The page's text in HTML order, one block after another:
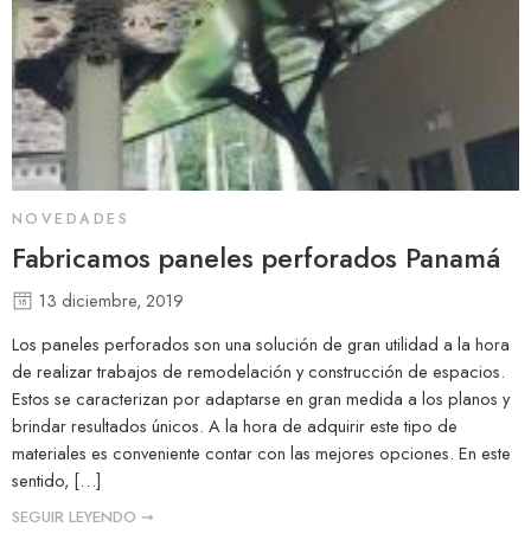
NOVEDADES
Fabricamos paneles perforados Panamá
13 diciembre, 2019
Los paneles perforados son una solución de gran utilidad a la hora
de realizar trabajos de remodelación y construcción de espacios.
Estos se caracterizan por adaptarse en gran medida a los planos y
brindar resultados únicos. A la hora de adquirir este tipo de
materiales es conveniente contar con las mejores opciones. En este
sentido, […]
SEGUIR LEYENDO ➞